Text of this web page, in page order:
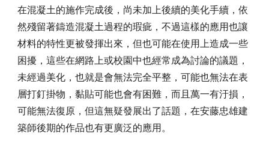
在混凝土的施作完成後，尚未加上後續的美化手續，依
然殘留著鑄造混凝土過程的瑕疵，不過這樣的應用也讓
材料的特性更被發揮出來，但也可能在使用上造成一些
困擾，這些在網路上或校園中也經常成為討論的議題，
未經過美化，也就是會無法完全平整，可能也無法在表
層打釘掛物，黏貼可能也會有困難，而且萬一有汙損，
可能無法復原，但這無疑發展出了話題，在安藤忠雄建
築師後期的作品也有更廣泛的應用。